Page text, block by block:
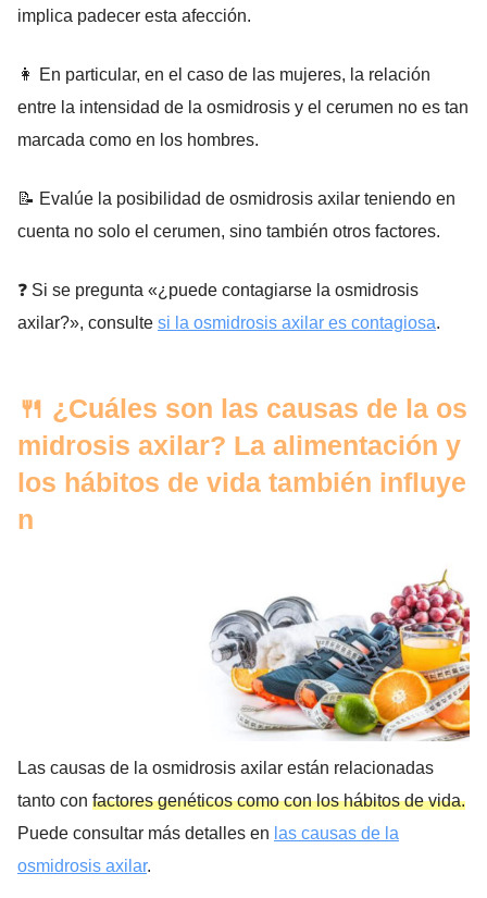
implica padecer esta afección.
👩 En particular, en el caso de las mujeres, la relación
entre la intensidad de la osmidrosis y el cerumen no es tan
marcada como en los hombres.
📝 Evalúe la posibilidad de osmidrosis axilar teniendo en
cuenta no solo el cerumen, sino también otros factores.
❓ Si se pregunta «¿puede contagiarse la osmidrosis
axilar?», consulte si la osmidrosis axilar es contagiosa.
🍴 ¿Cuáles son las causas de la os
midrosis axilar? La alimentación y
los hábitos de vida también influye
n
Las causas de la osmidrosis axilar están relacionadas
tanto con factores genéticos como con los hábitos de vida.
Puede consultar más detalles en las causas de la
osmidrosis axilar.